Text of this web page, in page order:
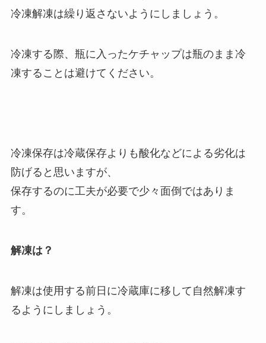
冷凍解凍は繰り返さないようにしましょう。
冷凍する際、瓶に入ったケチャップは瓶のまま冷
凍することは避けてください。
冷凍保存は冷蔵保存よりも酸化などによる劣化は
防げると思いますが、
保存するのに工夫が必要で少々面倒ではありま
す。
解凍は？
解凍は使用する前日に冷蔵庫に移して自然解凍す
るようにしましょう。